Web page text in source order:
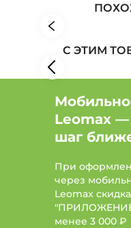
С ЭТИМ
Leomax
шаг
При
через
Leomax
менее 3 000 ₽